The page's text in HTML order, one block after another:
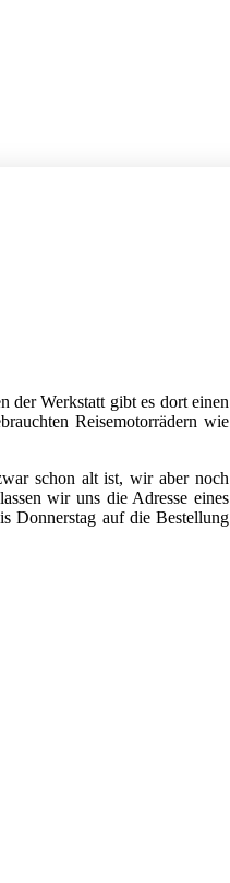
der Werkstatt gibt es dort einen
Reisemotorrädern wie
schon alt ist, wir aber noch
wir uns die Adresse eines
Donnerstag auf die Bestellung